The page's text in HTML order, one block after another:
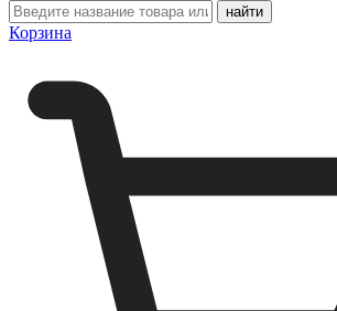
Корзина